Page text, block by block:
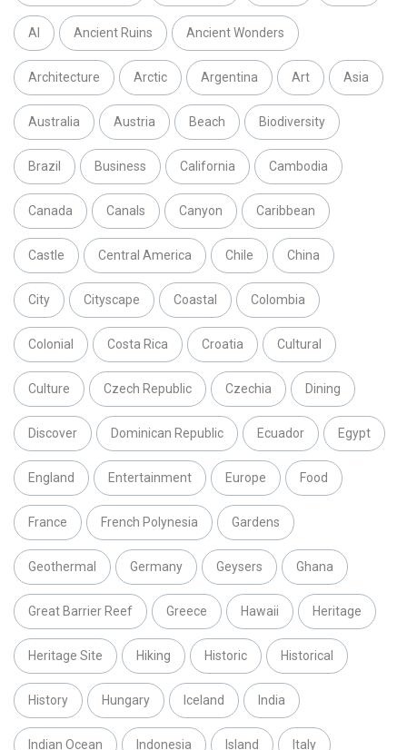
AI Ancient Ruins Ancient Wonders
Architecture Arctic Argentina Art Asia
Australia Austria Beach Biodiversity
Brazil Business California Cambodia
Canada Canals Canyon Caribbean
Castle Central America Chile China
City Cityscape Coastal Colombia
Colonial Costa Rica Croatia Cultural
Culture Czech Republic Czechia Dining
Discover Dominican Republic Ecuador Egypt
England Entertainment Europe Food
France French Polynesia Gardens
Geothermal Germany Geysers Ghana
Great Barrier Reef Greece Hawaii Heritage
Heritage Site Hiking Historic Historical
History Hungary Iceland India
Indian Ocean Indonesia Island Italy